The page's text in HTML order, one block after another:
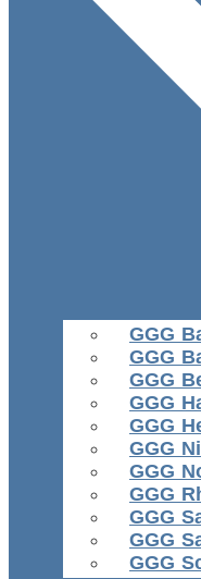
GGG
GGG
GGG
GGG
GGG
GGG
GGG
GGG
GGG
GGG
GGG